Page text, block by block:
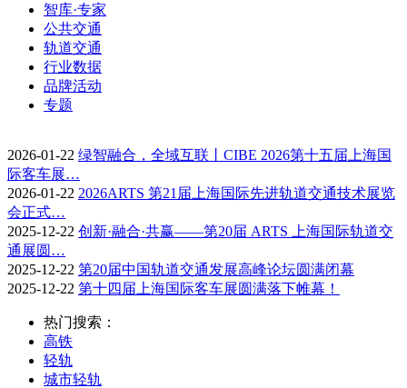
智库·专家
公共交通
轨道交通
行业数据
品牌活动
专题
2026-01-22 绿智融合，全域互联丨CIBE 2026第十五届上海国
际客车展…
2026-01-22 2026ARTS 第21届上海国际先进轨道交通技术展览
会正式…
2025-12-22 创新·融合·共赢——第20届 ARTS 上海国际轨道交
通展圆…
2025-12-22 第20届中国轨道交通发展高峰论坛圆满闭幕
2025-12-22 第十四届上海国际客车展圆满落下帷幕！
热门搜索：
高铁
轻轨
城市轻轨